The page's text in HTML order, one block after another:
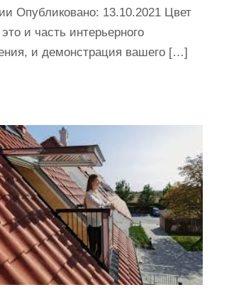
Опубликовано: 13.10.2021 Цвет
и часть интерьерного
и демонстрация вашего […]